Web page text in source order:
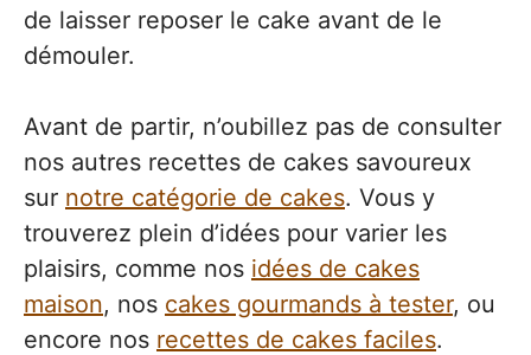
de laisser reposer le cake avant de le
démouler.
Avant de partir, n’oubillez pas de consulter
nos autres recettes de cakes savoureux
sur notre catégorie de cakes. Vous y
trouverez plein d’idées pour varier les
plaisirs, comme nos idées de cakes
maison, nos cakes gourmands à tester, ou
encore nos recettes de cakes faciles.